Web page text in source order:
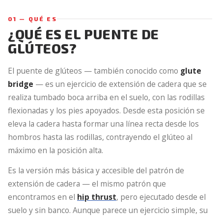
01 — QUÉ ES
¿QUÉ ES EL PUENTE DE
GLÚTEOS?
El puente de glúteos — también conocido como glute
bridge — es un ejercicio de extensión de cadera que se
realiza tumbado boca arriba en el suelo, con las rodillas
flexionadas y los pies apoyados. Desde esta posición se
eleva la cadera hasta formar una línea recta desde los
hombros hasta las rodillas, contrayendo el glúteo al
máximo en la posición alta.
Es la versión más básica y accesible del patrón de
extensión de cadera — el mismo patrón que
encontramos en el hip thrust, pero ejecutado desde el
suelo y sin banco. Aunque parece un ejercicio simple, su